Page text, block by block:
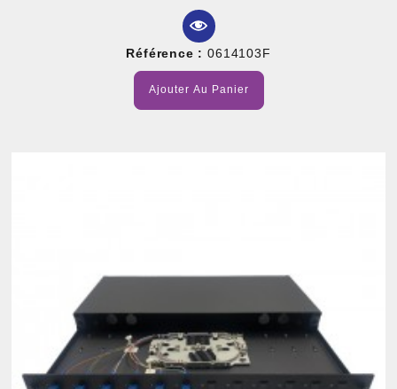
Référence : 0614103F
Ajouter Au Panier